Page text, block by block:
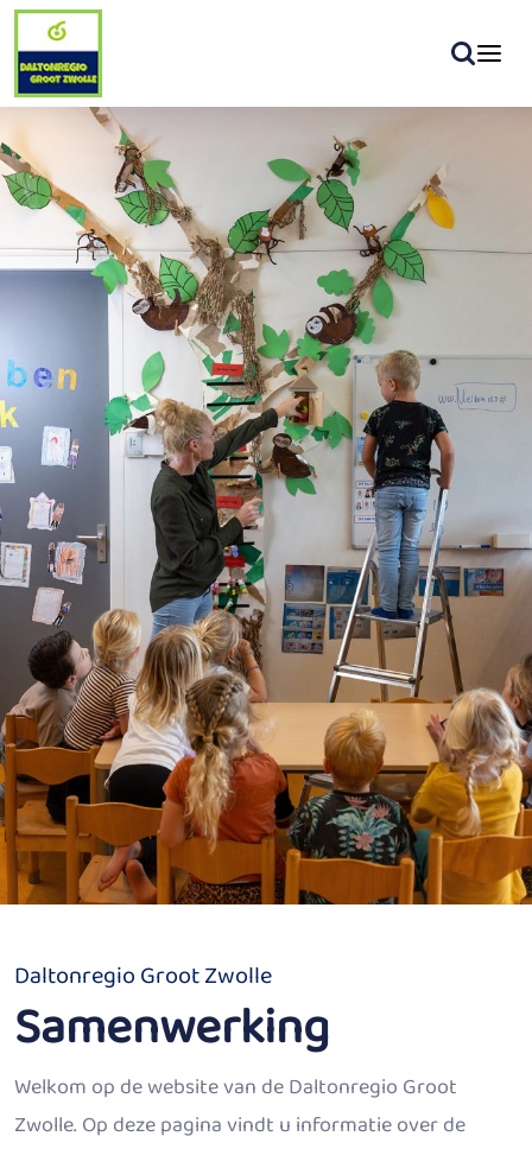
Daltonregio Groot Zwolle
Samenwerking
Welkom op de website van de Daltonregio Groot
Zwolle. Op deze pagina vindt u informatie over de